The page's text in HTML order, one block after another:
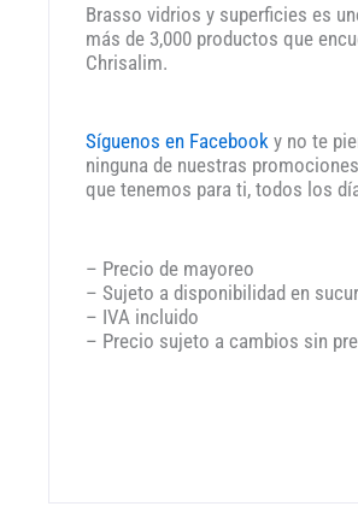
Brasso vidrios y superficies es
más de 3,000 productos que
Chrisalim.
Síguenos en Facebook y no te
ninguna de nuestras
que tenemos para ti, todos los
– Precio de mayoreo
– Sujeto a disponibilidad en
– IVA incluido
– Precio sujeto a cambios sin